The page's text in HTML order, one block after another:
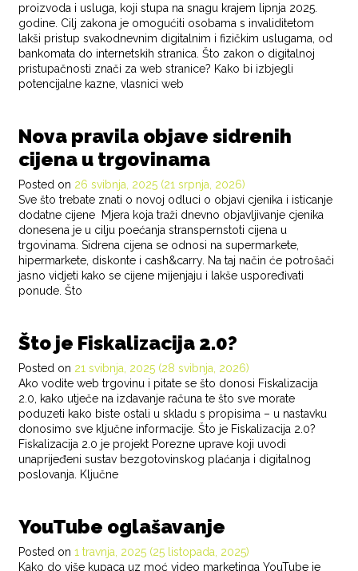
proizvoda i usluga, koji stupa na snagu krajem lipnja 2025.
godine. Cilj zakona je omogućiti osobama s invaliditetom
lakši pristup svakodnevnim digitalnim i fizičkim uslugama, od
bankomata do internetskih stranica. Što zakon o digitalnoj
pristupačnosti znači za web stranice? Kako bi izbjegli
potencijalne kazne, vlasnici web
Nova pravila objave sidrenih
cijena u trgovinama
Posted on 26 svibnja, 2025 (21 srpnja, 2026)
Sve što trebate znati o novoj odluci o objavi cjenika i isticanje
dodatne cijene Mjera koja traži dnevno objavljivanje cjenika
donesena je u cilju poećanja stranspernstoti cijena u
trgovinama. Sidrena cijena se odnosi na supermarkete,
hipermarkete, diskonte i cash&carry. Na taj način će potrošači
jasno vidjeti kako se cijene mijenjaju i lakše uspoređivati
ponude. Što
Što je Fiskalizacija 2.0?
Posted on 21 svibnja, 2025 (28 svibnja, 2026)
Ako vodite web trgovinu i pitate se što donosi Fiskalizacija
2.0, kako utječe na izdavanje računa te što sve morate
poduzeti kako biste ostali u skladu s propisima – u nastavku
donosimo sve ključne informacije. Što je Fiskalizacija 2.0?
Fiskalizacija 2.0 je projekt Porezne uprave koji uvodi
unaprijeđeni sustav bezgotovinskog plaćanja i digitalnog
poslovanja. Ključne
YouTube oglašavanje
Posted on1 travnja, 2025 (25 listopada, 2025)
Kako do više kupaca uz moć video marketinga YouTube je